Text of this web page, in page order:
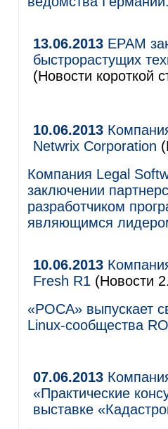
13.06.2013 EPAM
быстрорастущих
(Новости короткой
10.06.2013
Netwrix Corporation
Компания Legal
заключении
разработчиком
являющимся
10.06.2013
Fresh R1 (Новости
«РОСА» выпускает
Linux-сообщества
07.06.2013
«Практические
выставке